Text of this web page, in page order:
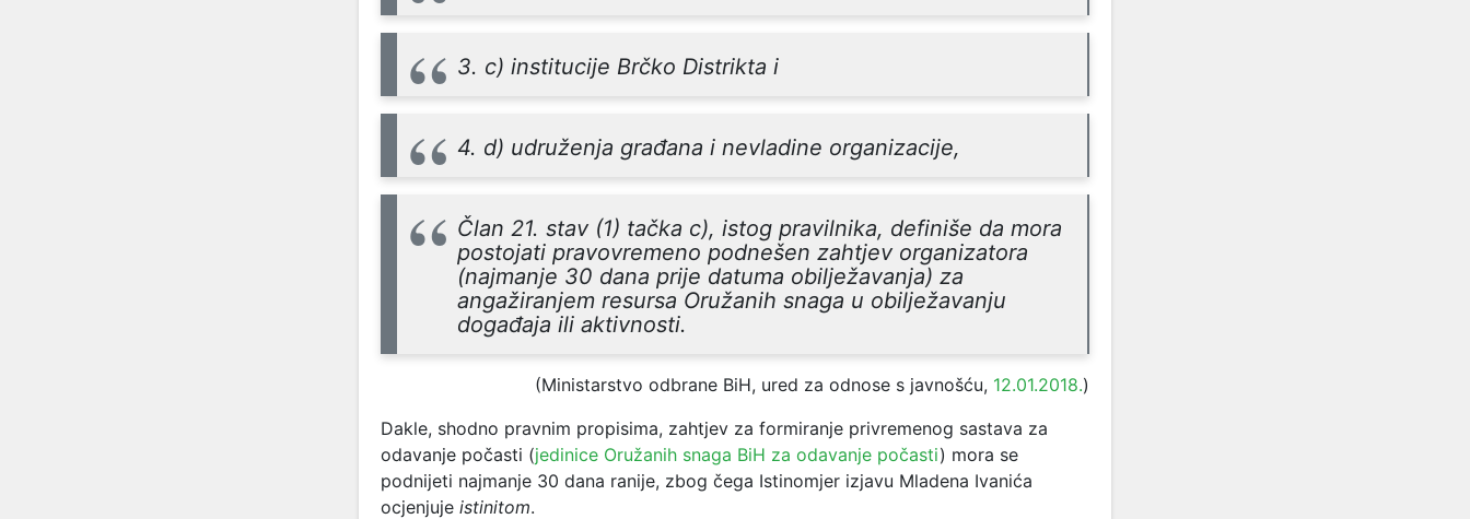
3. c) institucije Brčko Distrikta i
4. d) udruženja građana i nevladine organizacije,
Član 21. stav (1) tačka c), istog pravilnika, definiše da mora
postojati pravovremeno podnešen zahtjev organizatora
(najmanje 30 dana prije datuma obilježavanja) za
angažiranjem resursa Oružanih snaga u obilježavanju
događaja ili aktivnosti.
(Ministarstvo odbrane BiH, ured za odnose s javnošću, 12.01.2018.)
Dakle, shodno pravnim propisima, zahtjev za formiranje privremenog sastava za
odavanje počasti (jedinice Oružanih snaga BiH za odavanje počasti) mora se
podnijeti najmanje 30 dana ranije, zbog čega Istinomjer izjavu Mladena Ivanića
ocjenjuje istinitom.